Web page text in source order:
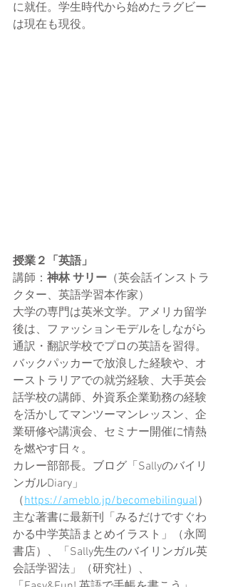
に就任。 学生時代から始めたラグビー
は現在も現役。
授業２「英語」
講師： 神林 サリー （英会話インストラ
クター、英語学習本作家）
大学の専門は英米文学。アメリカ留学
後は、ファッションモデルをしながら
通訳・翻訳学校でプロの英語を習得。
バックパッカーで放浪した経験や、オ
ーストラリアでの就労経験、大手英会
話学校の講師、外資系企業勤務の経験
を活かしてマンツーマンレッスン、企
業研修や講演会、セミナー開催に情熱
を燃やす日々。
カレー部部長。ブログ「Sallyのバイリ
ンガルDiary」
（https://ameblo.jp/becomebilingual）
主な著書に最新刊「みるだけですぐわ
かる中学英語まとめイラスト」（永岡
書店）、「Sally先生のバイリンガル英
会話学習法」（研究社）、